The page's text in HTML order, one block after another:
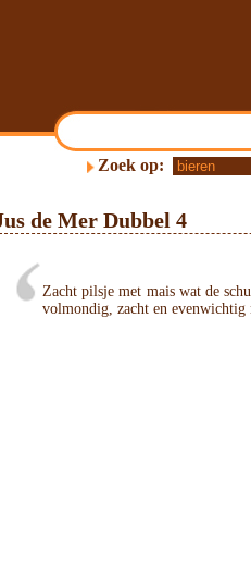
Zoek op:
de Mer Dubbel 4
Zacht pilsje met mais wat de
volmondig, zacht en evenwichtig